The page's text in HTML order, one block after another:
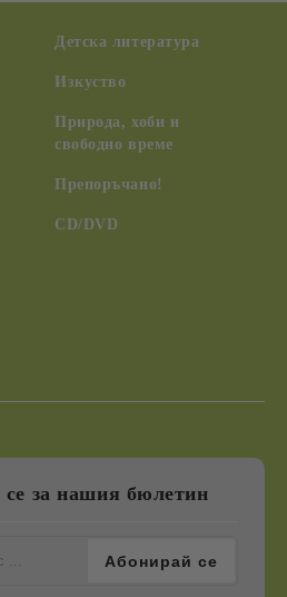
Детска литература
Изкуство
Природа, хоби и
свободно време
Препоръчано!
CD/DVD
се за нашия бюлетин